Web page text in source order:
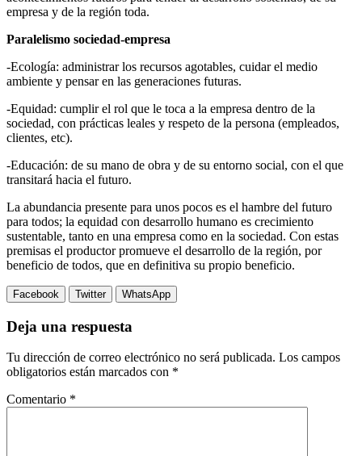
empresa y de la región toda.
Paralelismo sociedad-empresa
-Ecología: administrar los recursos agotables, cuidar el medio
ambiente y pensar en las generaciones futuras.
-Equidad: cumplir el rol que le toca a la empresa dentro de la
sociedad, con prácticas leales y respeto de la persona (empleados,
clientes, etc).
-Educación: de su mano de obra y de su entorno social, con el que
transitará hacia el futuro.
La abundancia presente para unos pocos es el hambre del futuro
para todos; la equidad con desarrollo humano es crecimiento
sustentable, tanto en una empresa como en la sociedad. Con estas
premisas el productor promueve el desarrollo de la región, por
beneficio de todos, que en definitiva su propio beneficio.
Facebook Twitter WhatsApp
Deja una respuesta
Tu dirección de correo electrónico no será publicada. Los campos
obligatorios están marcados con *
Comentario *